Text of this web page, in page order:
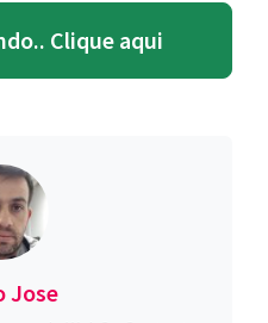
Clique aqui
Jose